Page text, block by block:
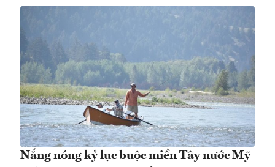
Nắng nóng kỷ lục buộc miền Tây nước Mỹ